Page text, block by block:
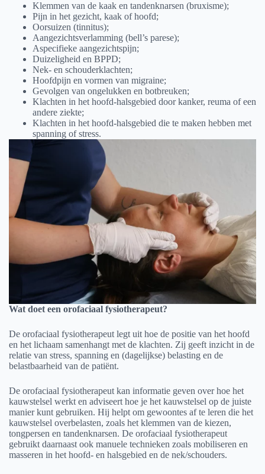
Klemmen van de kaak en tandenknarsen (bruxisme);
Pijn in het gezicht, kaak of hoofd;
Oorsuizen (tinnitus);
Aangezichtsverlamming (bell’s parese);
Aspecifieke aangezichtspijn;
Duizeligheid en BPPD;
Nek- en schouderklachten;
Hoofdpijn en vormen van migraine;
Gevolgen van ongelukken en botbreuken;
Klachten in het hoofd-halsgebied door kanker, reuma of een
andere ziekte;
Klachten in het hoofd-halsgebied die te maken hebben met
spanning of stress.
Wat doet een orofaciaal fysiotherapeut?
De orofaciaal fysiotherapeut legt uit hoe de positie van het hoofd
en het lichaam samenhangt met de klachten. Zij geeft inzicht in de
relatie van stress, spanning en (dagelijkse) belasting en de
belastbaarheid van de patiënt.
De orofaciaal fysiotherapeut kan informatie geven over hoe het
kauwstelsel werkt en adviseert hoe je het kauwstelsel op de juiste
manier kunt gebruiken. Hij helpt om gewoontes af te leren die het
kauwstelsel overbelasten, zoals het klemmen van de kiezen,
tongpersen en tandenknarsen. De orofaciaal fysiotherapeut
gebruikt daarnaast ook manuele technieken zoals mobiliseren en
masseren in het hoofd- en halsgebied en de nek/schouders.